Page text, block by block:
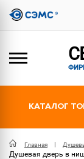
КАТАЛОГ
Главная
Душевая дверь в